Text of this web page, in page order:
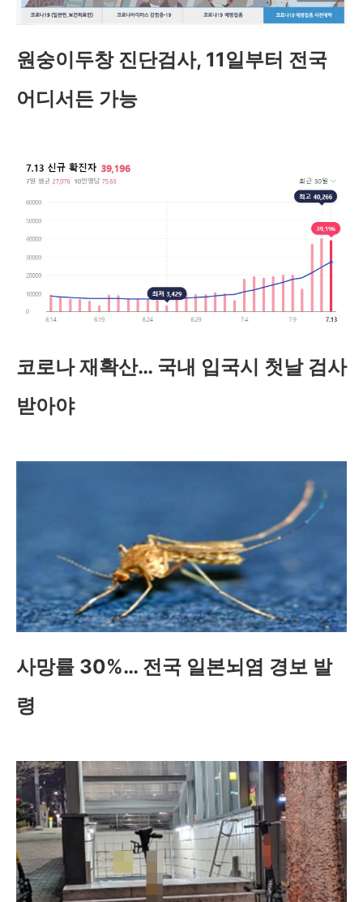
원숭이두창 진단검사, 11일부터 전국
어디서든 가능
코로나 재확산… 국내 입국시 첫날 검사
받아야
사망률 30%… 전국 일본뇌염 경보 발
령